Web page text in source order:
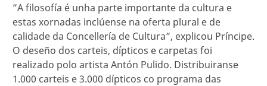
”A filosofía é unha parte importante da cultura e
estas xornadas inclúense na oferta plural e de
calidade da Concellería de Cultura”, explicou Príncipe.
O deseño dos carteis, dípticos e carpetas foi
realizado polo artista Antón Pulido. Distribuiranse
1.000 carteis e 3.000 dípticos co programa das